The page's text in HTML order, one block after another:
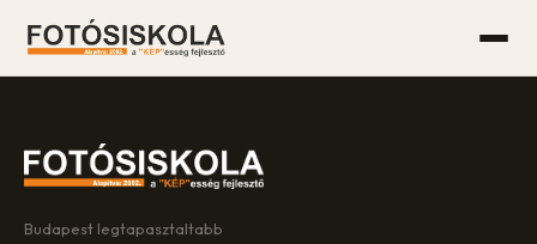
Budapest legtapasztaltabb